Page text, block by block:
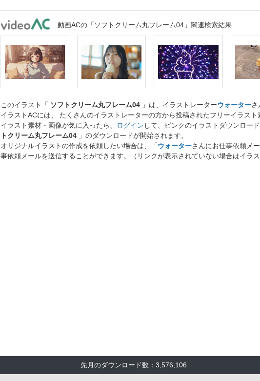
動画ACの「ソフトクリーム丸フレーム04」関連検索結果
このイラスト「 ソフトクリーム丸フレーム04 」は、イラストレーターウォーターさ
イラストACには、 たくさんのイラストレーターの方から投稿されたフリーイラス
イラスト素材・画像が気に入ったら、
ログイン して、ピンクのイラストダウンロー
トクリーム丸フレーム04 」のダウンロードが開始されます。
オリジナルイラストの作成を依頼したい場合は、「ウォーターさんにお仕事依頼メ
事依頼メールを送信することができます。（リンクが表示されていない場合はイラ
先月のダウンロード数：3,576,106